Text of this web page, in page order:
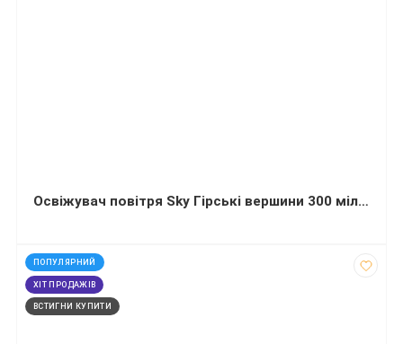
Освіжувач повітря Sky Гірські вершини 300 мілілітрів
ПОПУЛЯРНИЙ
ХІТ ПРОДАЖІВ
ВСТИГНИ КУПИТИ
код: 14078